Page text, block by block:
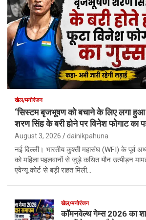
खेल/मनोरंजन
‘सिस्टम बृजभूषण को बचाने के लिए लगा
शरण सिंह के बरी होने पर विनेश फोगाट का
August 3, 2026 dainikpahuna
नई दिल्ली। भारतीय कुश्ती महासंघ (WFI) के पूर्व
को महिला पहलवानों से जुड़े कथित यौन उत्पीड़न
एवेन्यू कोर्ट से बड़ी राहत मिली…
खेल/मनोरंजन
कॉमनवेल्थ गेम्स 2026 का